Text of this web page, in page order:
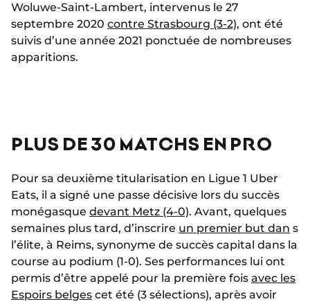
Woluwe-Saint-Lambert, intervenus le 27
septembre 2020 contre Strasbourg (3-2), ont été
suivis d’une année 2021 ponctuée de nombreuses
apparitions.
PLUS DE 30 MATCHS EN PRO
Pour sa deuxième titularisation en Ligue 1 Uber
Eats, il a signé une passe décisive lors du succès
monégasque devant Metz (4-0). Avant, quelques
semaines plus tard, d’inscrire un premier but dan s
l’élite, à Reims, synonyme de succès capital dans la
course au podium (1-0). Ses performances lui ont
permis d’être appelé pour la première fois avec les
Espoirs belges cet été (3 sélections), après avoir